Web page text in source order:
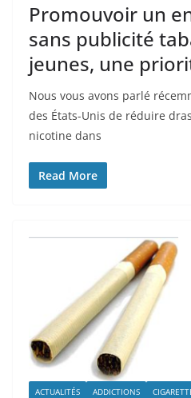
Promouvoir un
sans publicité
jeunes, une
Nous vous avons parlé
des États-Unis de réduire
nicotine dans
Read More
ACTUALITÉS ADDICTIONS